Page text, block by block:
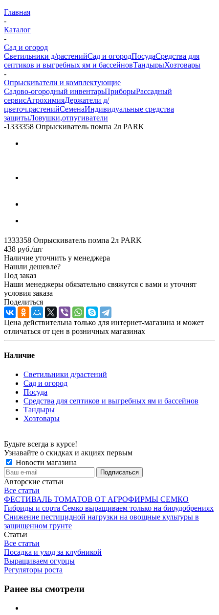
Главная
-
Каталог
-
Сад и огород
Светильники д/растенийСад и огородПосудаСредства для
септиков и выгребных ям и бассейновТандырыХозтовары
-
Опрыскиватели и комплектующие
Садово-огородный инвентарьПриборыРассадный
сервисАгрохимияДержатели д/
цветоч.растенийСеменаИндивидуальные средства
защитыЛовушки,отпугиватели
-1333358 Опрыскиватель помпа 2л PARK
1333358 Опрыскиватель помпа 2л PARK
438 руб./шт
Наличие уточнить у менеджера
Нашли дешевле?
Под заказ
Наши менеджеры обязательно свяжутся с вами и уточнят
условия заказа
Поделиться
Цена действительна только для интернет-магазина и может
отличаться от цен в розничных магазинах
Наличие
Светильники д/растений
Сад и огород
Посуда
Средства для септиков и выгребных ям и бассейнов
Тандыры
Хозтовары
Будьте всегда в курсе!
Узнавайте о скидках и акциях первым
Новости магазина
Авторские статьи
Все статьи
ФЕСТИВАЛЬ ТОМАТОВ ОТ АГРОФИРМЫ СЕМКО
Гибриды и сорта Семко выращиваем только на биоудобрениях
Снижение пестицидной нагрузки на овощные культуры в
защищенном грунте
Статьи
Все статьи
Посадка и уход за клубникой
Выращиваем огурцы
Регуляторы роста
Ранее вы смотрели